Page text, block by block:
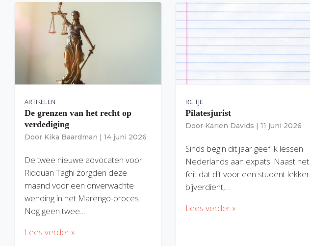
ARTIKELEN
De grenzen van het recht op
verdediging
Door Kika Baardman | 14 juni 2026
De twee nieuwe advocaten voor
Ridouan Taghi zorgden deze
maand voor een onverwachte
wending in het Marengo-proces.
Nog geen twee…
Lees verder »
RC'TJE
Pilatesjurist
Door Karien Davids | 11 juni 2026
Sinds begin dit jaar geef ik lessen
Nederlands aan expats. Naast het
feit dat dit voor een student lekker
bijverdient,…
Lees verder »